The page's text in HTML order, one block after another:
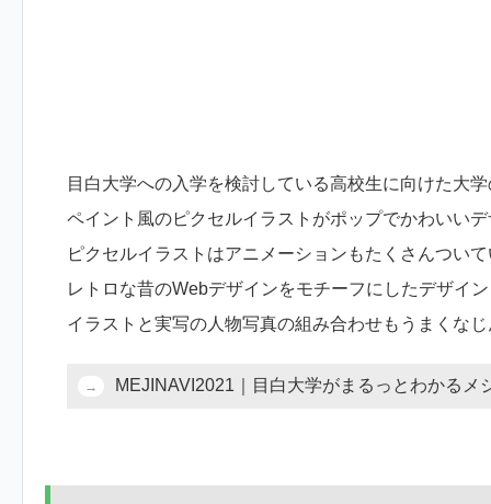
目白大学への入学を検討している高校生に向けた大
ペイント風のピクセルイラストがポップでかわいい
ピクセルイラストはアニメーションもたくさんつい
レトロな昔のWebデザインをモチーフにしたデザイ
イラストと実写の人物写真の組み合わせもうまくな
MEJINAVI2021｜目白大学がまるっとわかるメ